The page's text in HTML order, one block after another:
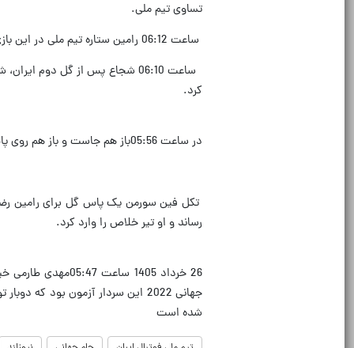
تساوی تیم ملی.
ساعت 06:12 رامین ستاره تیم ملی در این بازی بوده است. یک گل و یک پاس گل از مدافع راست تمام نشدنی.
ساعت 06:10 شجاع پس از گل دوم
کرد.
در ساعت 05:56باز هم جاست و باز هم روی پاس کریس وود. حالا او به چهارمین بازیکن دو گله جام تبدیل می شود.
تکل فین سورمن یک پاس گل برای رامین
رساند و او تیر خلاص را وارد کرد.
26 خرداد 1405
شده است